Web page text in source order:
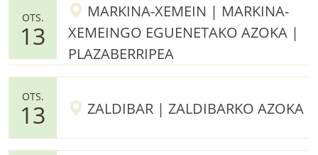
OTS.
13
MARKINA-XEMEIN | MARKINA-
XEMEINGO EGUENETAKO AZOKA |
PLAZABERRIPEA
OTS.
13 ZALDIBAR | ZALDIBARKO AZOKA